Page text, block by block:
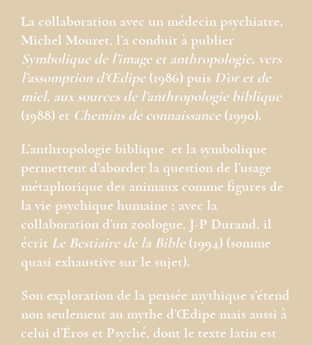
La collaboration avec un médecin psychiatre,
Michel Mouret, l’a conduit à publier
Symbolique de l’image et anthropologie, vers
l’assomption d’Œdipe(1986) puis D’or et de
miel, aux sources de l’anthropologie biblique
(1988) et Chemins de connaissance(1990).
L’anthropologie biblique et la symbolique
permettent d’aborder la question de l’usage
métaphorique des animaux comme figures de
la vie psychique humaine ; avec la
collaboration d’un zoologue, J-P Durand, il
écrit Le Bestiaire de la Bible(1994) (somme
quasi exhaustive sur le sujet).
Son exploration de la pensée mythique s’étend
non seulement au mythe d’Œdipe mais aussi à
celui d’Éros et Psyché, dont le texte latin est